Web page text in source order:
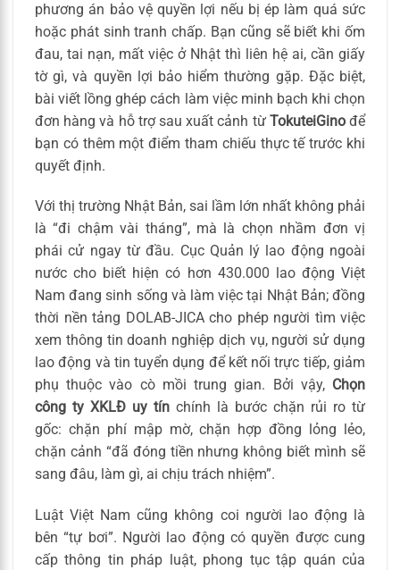
phương án bảo vệ quyền lợi nếu bị ép làm quá sức
hoặc phát sinh tranh chấp. Bạn cũng sẽ biết khi ốm
đau, tai nạn, mất việc ở Nhật thì liên hệ ai, cần giấy
tờ gì, và quyền lợi bảo hiểm thường gặp. Đặc biệt,
bài viết lồng ghép cách làm việc minh bạch khi chọn
đơn hàng và hỗ trợ sau xuất cảnh từ TokuteiGinođể
bạn có thêm một điểm tham chiếu thực tế trước khi
quyết định.
Với thị trường Nhật Bản, sai lầm lớn nhất không phải
là “đi chậm vài tháng”, mà là chọn nhầm đơn vị
phái cử ngay từ đầu. Cục Quản lý lao động ngoài
nước cho biết hiện có hơn 430.000 lao động Việt
Nam đang sinh sống và làm việc tại Nhật Bản; đồng
thời nền tảng DOLAB-JICA cho phép người tìm việc
xem thông tin doanh nghiệp dịch vụ, người sử dụng
lao động và tin tuyển dụng để kết nối trực tiếp, giảm
phụ thuộc vào cò mồi trung gian. Bởi vậy, Chọn
công ty XKLĐ uy tín chính là bước chặn rủi ro từ
gốc: chặn phí mập mờ, chặn hợp đồng lỏng lẻo,
chặn cảnh “đã đóng tiền nhưng không biết mình sẽ
sang đâu, làm gì, ai chịu trách nhiệm”.
Luật Việt Nam cũng không coi người lao động là
bên “tự bơi”. Người lao động có quyền được cung
cấp thông tin pháp luật, phong tục tập quán của